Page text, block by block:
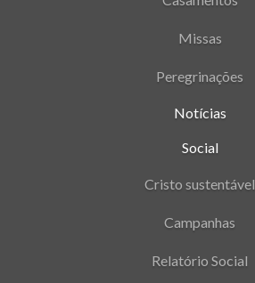
Missas
Peregrinações
Notícias
Social
Cristo sustentável
Campanhas
Relatório Social